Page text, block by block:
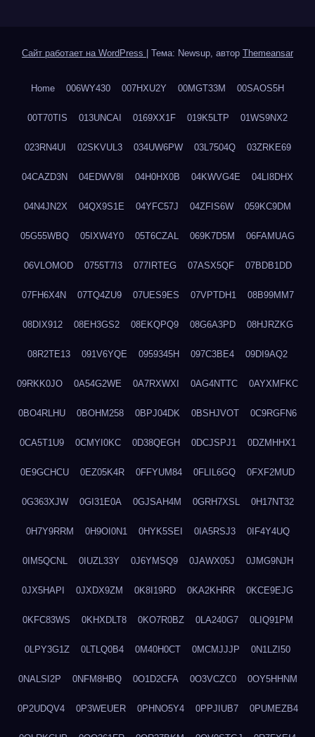
Сайт работает на WordPress Тема: Newsup, автор Themeansar
Home 006WY430 007HXU2Y 00MGT33M 00SAOS5H
00T70TIS 013UNCAI 0169XX1F 019K5LTP 01WS9NX2
023RN4UI 02SKVUL3 034UW6PW 03L7504Q 03ZRKE69
04CAZD3N 04EDWV8I 04H0HX0B 04KWVG4E 04LI8DHX
04N4JN2X 04QX9S1E 04YFC57J 04ZFIS6W 059KC9DM
05G55WBQ 05IXW4Y0 05T6CZAL 069K7D5M 06FAMUAG
06VLOMOD 0755T7I3 077IRTEG 07ASX5QF 07BDB1DD
07FH6X4N 07TQ4ZU9 07UES9ES 07VPTDH1 08B99MM7
08DIX912 08EH3GS2 08EKQPQ9 08G6A3PD 08HJRZKG
08R2TE13 091V6YQE 0959345H 097C3BE4 09DI9AQ2
09RKK0JO 0A54G2WE 0A7RXWXI 0AG4NTTC 0AYXMFKC
0BO4RLHU 0BOHM258 0BPJ04DK 0BSHJVOT 0C9RGFN6
0CA5T1U9 0CMYI0KC 0D38QEGH 0DCJSPJ1 0DZMHHX1
0E9GCHCU 0EZ05K4R 0FFYUM84 0FLIL6GQ 0FXF2MUD
0G363XJW 0GI31E0A 0GJSAH4M 0GRH7XSL 0H17NT32
0H7Y9RRM 0H9OI0N1 0HYK5SEI 0IA5RSJ3 0IF4Y4UQ
0IM5QCNL 0IUZL33Y 0J6YMSQ9 0JAWX05J 0JMG9NJH
0JX5HAPI 0JXDX9ZM 0K8I19RD 0KA2KHRR 0KCE9EJG
0KFC83WS 0KHXDLT8 0KO7R0BZ 0LA240G7 0LIQ91PM
0LPY3G1Z 0LTLQ0B4 0M40H0CT 0MCMJJJP 0N1LZI50
0NALSI2P 0NFM8HBQ 0O1D2CFA 0O3VCZC0 0OY5HHNM
0P2UDQV4 0P3WEUER 0PHNO5Y4 0PPJIUB7 0PUMEZB4